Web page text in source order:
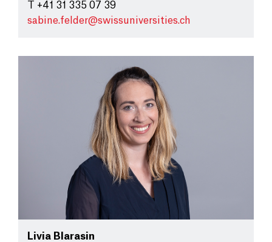
T +41 31 335 07 39
sabine.felder@swissuniversities.ch
Livia Blarasin